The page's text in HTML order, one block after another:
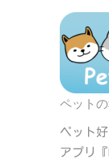
ペット
ペット
アプリ『